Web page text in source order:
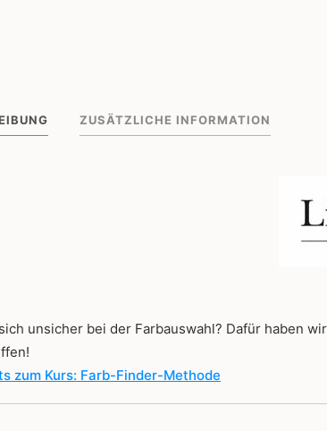
ZUSÄTZLICHE INFORMATION
unsicher bei der Farbauswahl? Dafür haben
zum Kurs: Farb-Finder-Methode